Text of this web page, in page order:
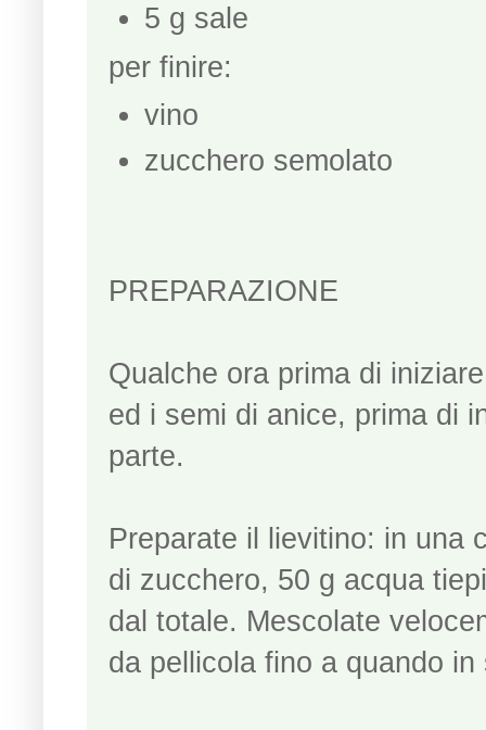
5 g sale
per finire:
vino
zucchero semolato
PREPARAZIONE
Qualche ora prima di
ed i semi di anice, prima di
parte.
Preparate il lievitino: in una
di zucchero, 50 g acqua
dal totale. Mescolate
da pellicola fino a quando